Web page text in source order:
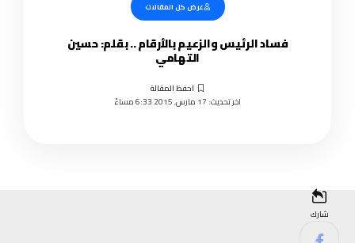
عرض كل المقالات
فساد الرئيس والزعيم بالأرقام .. بقلم: حسين
التهامي
اخر تحديث: 17 مارس, 2015 6:33 مساءً
شارك